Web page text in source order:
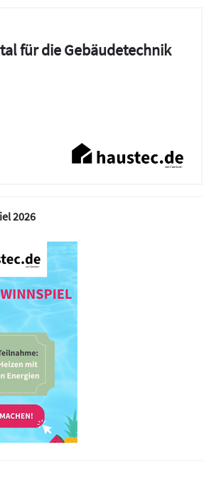
für die Gebäudetechnik
2026